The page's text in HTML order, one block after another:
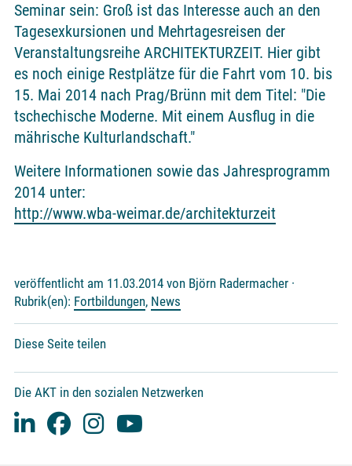
Seminar sein: Groß ist das Interesse auch an den
Tagesexkursionen und Mehrtagesreisen der
Veranstaltungsreihe ARCHITEKTURZEIT. Hier gibt
es noch einige Restplätze für die Fahrt vom 10. bis
15. Mai 2014 nach Prag/Brünn mit dem Titel: "Die
tschechische Moderne. Mit einem Ausflug in die
mährische Kulturlandschaft."
Weitere Informationen sowie das Jahresprogramm
2014 unter:
http://www.wba-weimar.de/architekturzeit
veröffentlicht am 11.03.2014 von Björn Radermacher ·
Rubrik(en): Fortbildungen, News
Diese Seite teilen
Die AKT in den sozialen Netzwerken